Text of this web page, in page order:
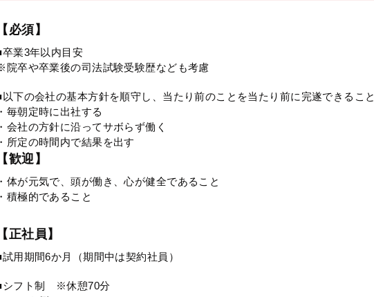
必須】
卒業3年以内目安
院卒や卒業後の司法試験受験歴なども考慮
以下の会社の基本方針を順守し、当たり前のことを当たり前に完遂できること
毎朝定時に出社する
会社の方針に沿ってサボらず働く
所定の時間内で結果を出す
歓迎】
体が元気で、頭が働き、心が健全であること
積極的であること
正社員】
試用期間6か月（期間中は契約社員）
シフト制 ※休憩70分